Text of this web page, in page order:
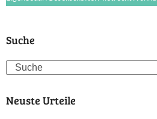
Suche
Search
Neuste Urteile